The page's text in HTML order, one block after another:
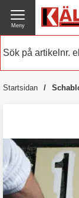
0476 - 214 80
Meny
Startsidan